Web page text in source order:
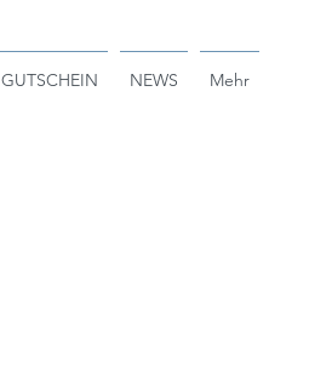
GUTSCHEIN NEWS Mehr